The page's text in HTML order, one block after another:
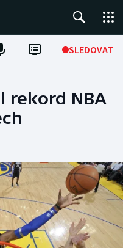
SLEDOVAT
rekord NBA